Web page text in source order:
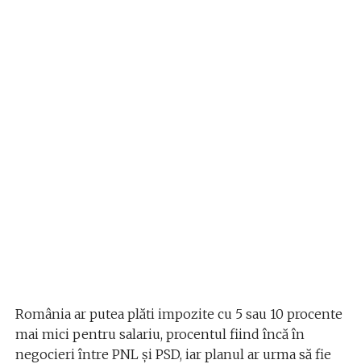
România ar putea plăti impozite cu 5 sau 10 procente
mai mici pentru salariu, procentul fiind încă în
negocieri între PNL și PSD, iar planul ar urma să fie